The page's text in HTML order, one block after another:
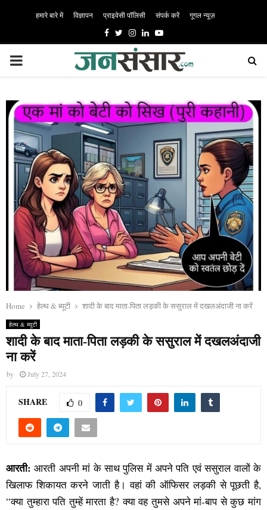
हमारे बारे में विज्ञापन प्राइवेसी पॉलिसी संपर्क करें गूगल न्यूज़
Facebook
TwitterInstagram
LinkedinYoutube
PRIMARY
Home हेल्थ & ब्यूटी शादी के बाद माता-पिता लड़की के ससुराल में दखलअंदाजी ना करें
हेल्थ & ब्यूटी
शादी के बाद माता-पिता लड़की के ससुराल में दखलअंदाजी
ना करें
by July 27, 2024
SHARE 0
आरती: आरती अपनी मां के साथ पुलिस में अपने पति एवं ससुराल वालों के
खिलाफ शिकायत करने जाती है। वहां की ऑफिसर लड़की से पूछती है,
“क्या तुम्हारा पति तुम्हें मारता है? क्या वह तुमसे अपने मां-बाप से कुछ मांग